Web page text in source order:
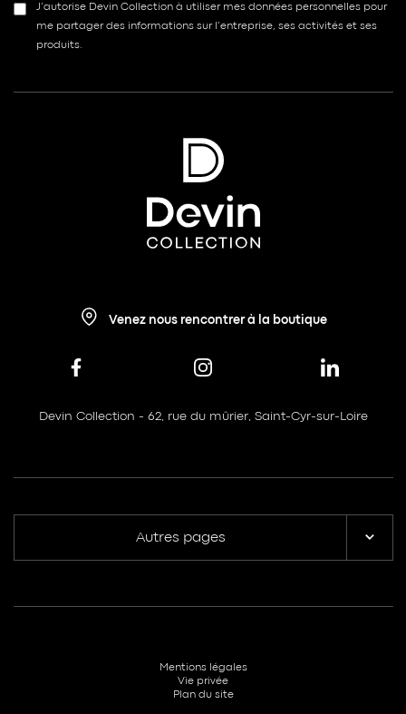
J’autorise Devin Collection à utiliser mes données personnelles pour
me partager des informations sur l’entreprise, ses activités et ses
produits.
Venez nous rencontrer à la boutique
Devin Collection - 62, rue du mûrier, Saint-Cyr-sur-Loire
Autres pages
Mentions légales
Vie privée
Plan du site